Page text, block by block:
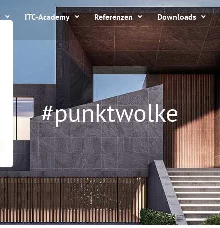
ITC-Academy Referenzen Downloads
#punktwolke